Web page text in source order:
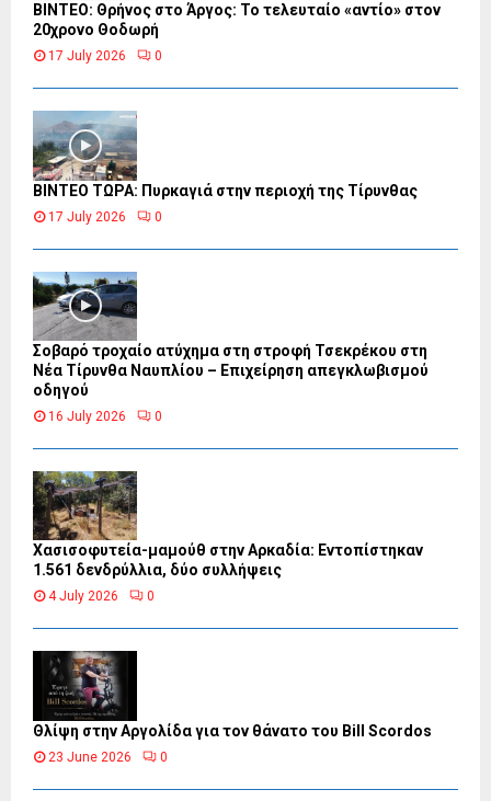
ΒΙΝΤΕΟ: Θρήνος στο Άργος: Το τελευταίο «αντίο» στον
20χρονο Θοδωρή
17 July 2026 0
ΒΙΝΤΕΟ ΤΩΡΑ: Πυρκαγιά στην περιοχή της Τίρυνθας
17 July 2026 0
Σοβαρό τροχαίο ατύχημα στη στροφή Τσεκρέκου στη
Νέα Τίρυνθα Ναυπλίου – Επιχείρηση απεγκλωβισμού
οδηγού
16 July 2026 0
Χασισοφυτεία-μαμούθ στην Αρκαδία: Εντοπίστηκαν
1.561 δενδρύλλια, δύο συλλήψεις
4 July 2026 0
Θλίψη στην Αργολίδα για τον θάνατο του Bill Scordos
23 June 2026 0